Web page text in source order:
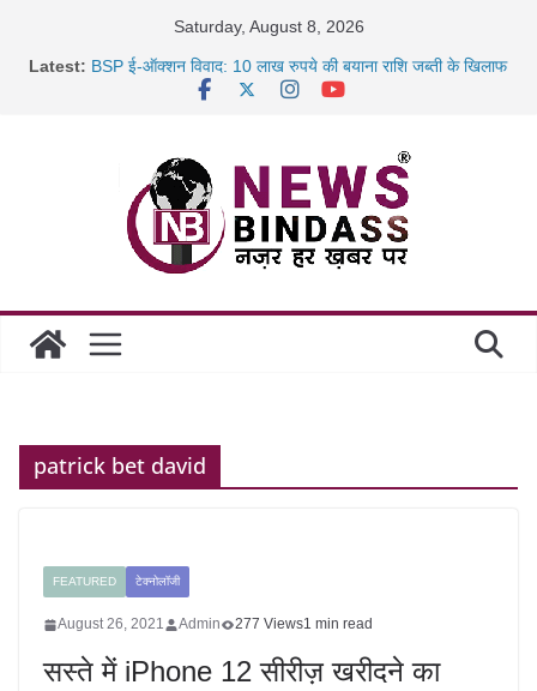
Saturday, August 8, 2026
Latest: BSP ई-ऑक्शन विवाद: 10 लाख रुपये की बयाना राशि जब्ती के खिलाफ
साइबर ठगी पर दुर्ग पुलिस का बड़ा एक्शन: 13 म्यूल बैंक खाताधारक
गिरफ्तार
patrick bet david
FEATURED टेक्नोलॉजी
August 26, 2021 Admin 277 Views1 min read
सस्ते में iPhone 12 सीरीज़ खरीदने का